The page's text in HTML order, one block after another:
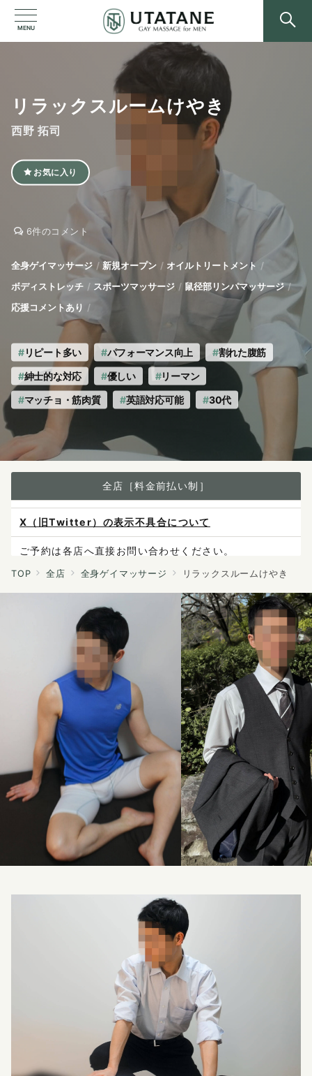
MENU
リラックスルームけやき
西野 拓司
お気に入り
リ
ク
ス
ー
け
や
き
リ
ク
ス
ー
け
や
き
へ
の
6件のコメント
全身ゲイマッサージ 新規オープン
オイルトリートメント
ボディストレッチ
スポーツマッサージ
鼠径部リンパマッサージ
応援コメントあり
リピート多い パフォーマンス向上
割れた腹筋
紳士的な対応
優しい
リーマン
マッチョ・筋肉質
英語対応可能 30代
全店［料金前払い制］
X（旧Twitter）の表示不具合について
料金は当日施術前にお支払いください。
料金改定のお知らせ
TOP 全店 全身ゲイマッサージ リラックスルームけやき